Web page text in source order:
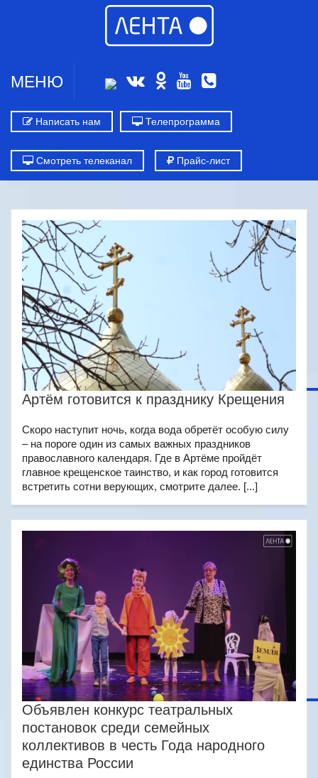
МЕНЮ
Написать нам Телепрограмма
Смотреть телеканал Прайс-лист
Артём готовится к празднику Крещения
Скоро наступит ночь, когда вода обретёт особую силу
– на пороге один из самых важных праздников
православного календаря. Где в Артёме пройдёт
главное крещенское таинство, и как город готовится
встретить сотни верующих, смотрите далее. [...]
Объявлен конкурс театральных
постановок среди семейных
коллективов в честь Года народного
единства России